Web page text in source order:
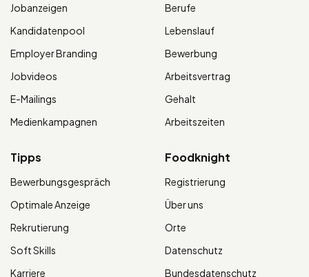
Jobanzeigen
Kandidatenpool
Employer Branding
Jobvideos
E-Mailings
Medienkampagnen
Berufe
Lebenslauf
Bewerbung
Arbeitsvertrag
Gehalt
Arbeitszeiten
Tipps
Bewerbungsgespräch
Optimale Anzeige
Rekrutierung
Soft Skills
Karriere
Foodknight
Registrierung
Über uns
Orte
Datenschutz
Bundesdatenschutz